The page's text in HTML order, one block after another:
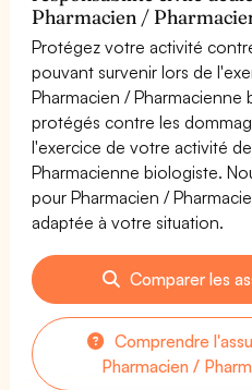
Pharmacien /
Protégez votre activité
pouvant survenir lors de
Pharmacien / Pharmacienne
protégés contre les
l'exercice de votre activité
Pharmacienne biologiste.
pour Pharmacien /
adaptée à votre situation.
Comparer les
Comprendre
Pharmacien /